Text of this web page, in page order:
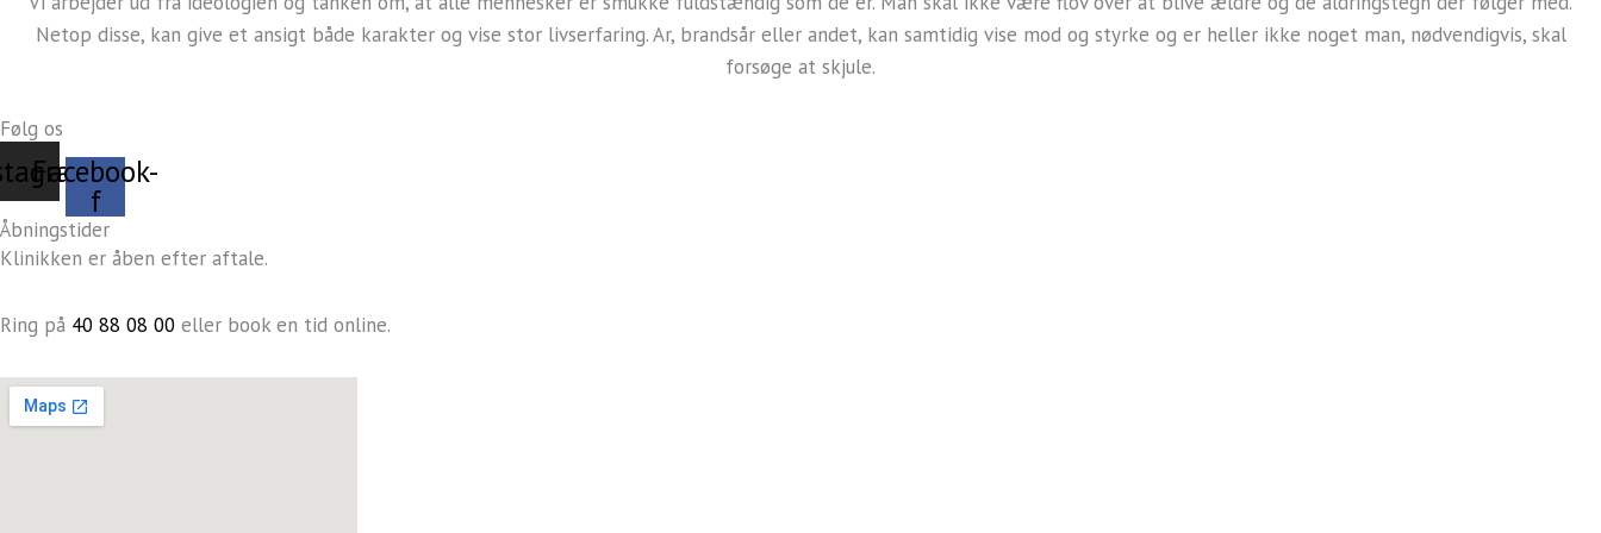
Netop disse, kan give et ansigt både karakter og vise stor livserfaring. Ar, brandsår eller andet, kan samtidig vise mod og styrke og er heller ikke noget man, nødvendigvis, skal
forsøge at skjule.
Følg os
Facebook-
f
Åbningstider
Klinikken er åben efter aftale.
Ring på 40 88 08 00 eller book en tid online.